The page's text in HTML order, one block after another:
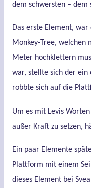
dem schwersten – dem
Das erste Element,
Monkey-Tree, welchen
Meter hochklettern
war, stellte sich der ein
robbte sich auf die
Um es mit Levis
außer Kraft zu setzen,
Ein paar Elemente
Plattform mit einem
dieses Element bei